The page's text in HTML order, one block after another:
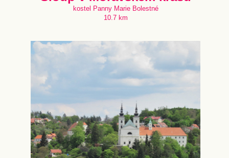
kostel Panny Marie Bolestné
10.7 km